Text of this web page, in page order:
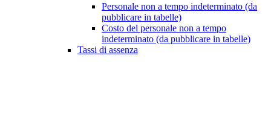
Personale non a tempo indeterminato (da
pubblicare in tabelle)
Costo del personale non a tempo
indeterminato (da pubblicare in tabelle)
Tassi di assenza